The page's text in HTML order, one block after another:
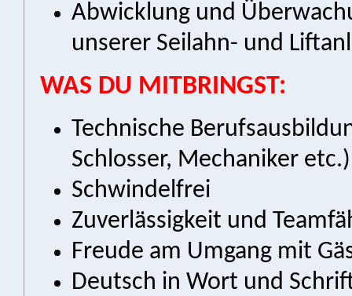
Abwicklung und
unserer Seilahn- und
WAS DU MITBRINGST:
Technische
Schlosser, Mechaniker etc.)
Schwindelfrei
Zuverlässigkeit und
Freude am Umgang mit
Deutsch in Wort und